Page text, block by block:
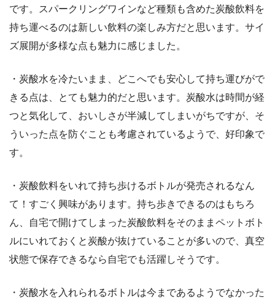
です。スパークリングワインなど種類も含めた炭酸飲料を
持ち運べるのは新しい飲料の楽しみ方だと思います。サイ
ズ展開が多様な点も魅力に感じました。
・炭酸水を冷たいまま、どこへでも安心して持ち運びがで
きる点は、とても魅力的だと思います。炭酸水は時間が経
つと気化して、おいしさが半減してしまいがちですが、そ
ういった点を防ぐことも考慮されているようで、好印象で
す。
・炭酸飲料をいれて持ち歩けるボトルが発売されるなん
て！すごく興味があります。持ち歩きできるのはもちろ
ん、自宅で開けてしまった炭酸飲料をそのままペットボト
ルにいれておくと炭酸が抜けていることが多いので、真空
状態で保存できるなら自宅でも活躍しそうです。
・炭酸水を入れられるボトルは今まであるようでなかった